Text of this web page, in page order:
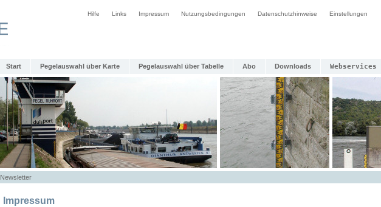
Hilfe Links Impressum Nutzungsbedingungen Datenschutzhinweise Einstellungen
Start Pegelauswahl über Karte Pegelauswahl über Tabelle Abo Downloads Webservices
Newsletter
Impressum